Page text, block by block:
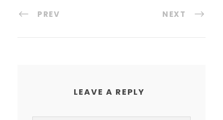
PREV NEXT
LEAVE A REPLY